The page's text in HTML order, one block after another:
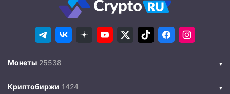
Монеты
Криптобиржи